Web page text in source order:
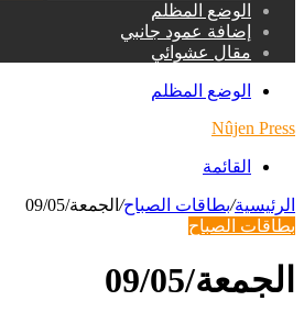
الوضع المظلم
إضافة عمود جانبي
مقال عشوائي
الوضع المظلم
Nûjen Press
القائمة
الرئيسية/بطاقات الصباح/ الجمعة/09/05
بطاقات الصباح
الجمعة/09/05